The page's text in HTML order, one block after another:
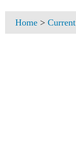
Home > Current